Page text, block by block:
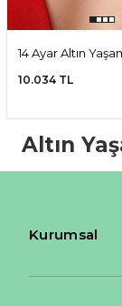
14 Ayar Altın
10.034 TL
Altın
Kurumsal